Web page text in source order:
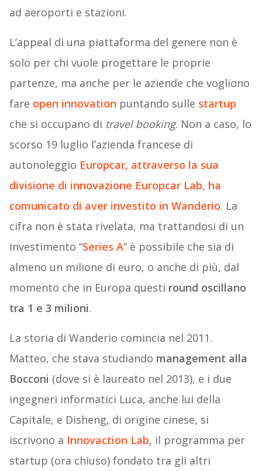
ad aeroporti e stazioni.
L’appeal di una piattaforma del genere non è
solo per chi vuole progettare le proprie
partenze, ma anche per le aziende che vogliono
fare open innovation puntando sulle startup
che si occupano di travel booking. Non a caso, lo
scorso 19 luglio l’azienda francese di
autonoleggio Europcar, attraverso la sua
divisione di innovazione Europcar Lab, ha
comunicato di aver investito in Wanderio. La
cifra non è stata rivelata, ma trattandosi di un
investimento “Series A” è possibile che sia di
almeno un milione di euro, o anche di più, dal
momento che in Europa questi round oscillano
tra 1 e 3 milioni.
La storia di Wanderio comincia nel 2011.
Matteo, che stava studiando management alla
Bocconi (dove si è laureato nel 2013), e i due
ingegneri informatici Luca, anche lui della
Capitale, e Disheng, di origine cinese, si
iscrivono a Innovaction Lab, il programma per
startup (ora chiuso) fondato tra gli altri